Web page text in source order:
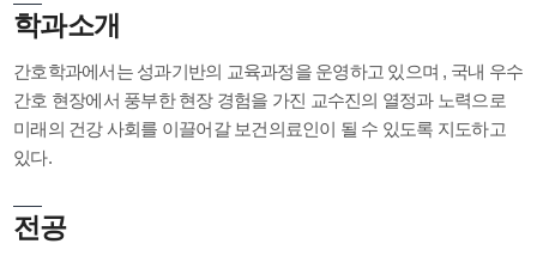
학과소개
간호학과에서는 성과기반의 교육과정을 운영하고 있으며 , 국내 우수
간호 현장에서 풍부한 현장 경험을 가진 교수진의 열정과 노력으로
미래의 건강 사회를 이끌어갈 보건의료인이 될 수 있도록 지도하고
있다.
전공